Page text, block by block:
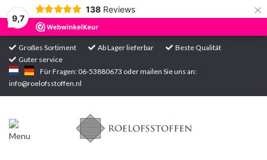
9,7
138 Reviews ×
Großes Sortiment Ab Lager lieferbar
Beste Qualität
Guter service
Für Fragen: 06-53880673 oder mailen Sie uns an:
info@roelofsstoffen.nl
Startseite
Sortiment